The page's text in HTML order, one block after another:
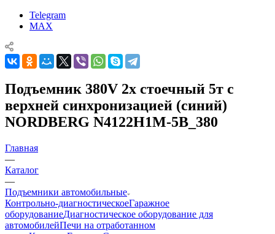
Telegram
MAX
Подъемник 380V 2х стоечный 5т с
верхней синхронизацией (синий)
NORDBERG N4122H1M-5B_380
Главная
—
Каталог
—
Подъемники автомобильные
Контрольно-диагностическоеГаражное
оборудованиеДиагностическое оборудование для
автомобилейПечи на отработанном